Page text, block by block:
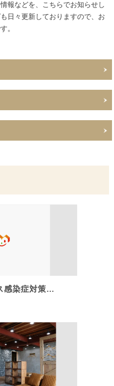
報などを、こちらでお知らせし
日々更新しておりますので、お
。
感染症対策…